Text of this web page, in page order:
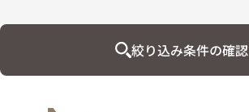
絞り込み条件の確認